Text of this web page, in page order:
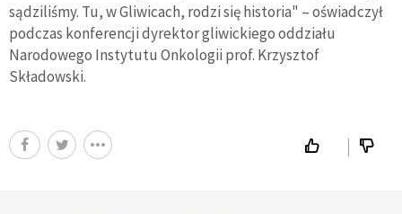
sądziliśmy. Tu, w Gliwicach, rodzi się historia" – oświadczył
podczas konferencji dyrektor gliwickiego oddziału
Narodowego Instytutu Onkologii prof. Krzysztof
Składowski.